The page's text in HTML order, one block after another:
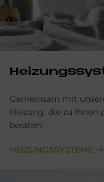
Gemeinsam mit
Heizung, die zu Ihnen
beraten!
HEIZUNGSSYSTEME